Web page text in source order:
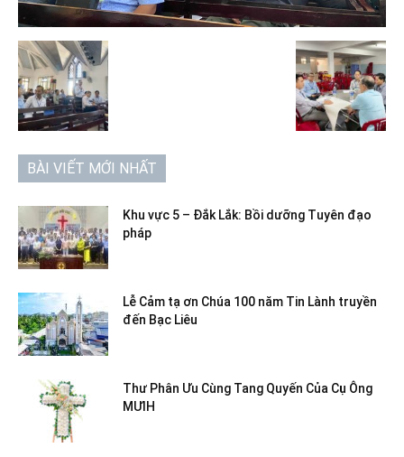
BÀI VIẾT MỚI NHẤT
Khu vực 5 – Đắk Lắk: Bồi dưỡng Tuyên đạo
pháp
Lễ Cảm tạ ơn Chúa 100 năm Tin Lành truyền
đến Bạc Liêu
Thư Phân Ưu Cùng Tang Quyến Của Cụ Ông
MƯIH